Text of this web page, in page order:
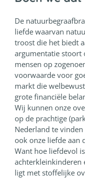
De
liefde waarvan
troost die het biedt
argumentatie stoort
mensen op
voorwaarde voor
markt die
grote financiële
Wij kunnen onze
op de prachtige
Nederland te
ook onze liefde aan
Want hoe liefdevol
achterkleinkinderen
ligt met stoffelijke